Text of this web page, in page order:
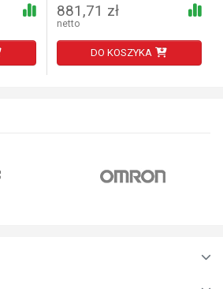
881,71 zł
netto
DO KOSZYKA